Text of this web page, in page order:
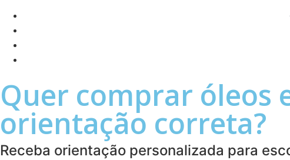
Quer comprar óleos
orientação correta?
Receba orientação personalizada para